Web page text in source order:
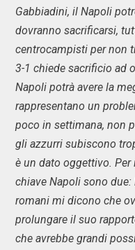
Gabbiadini, il Napoli
dovranno sacrificarsi,
centrocampisti per non
3-1 chiede sacrificio ad
Napoli potrà avere la
rappresentano un
poco in settimana, non
gli azzurri subiscono
è un dato oggettivo.
chiave Napoli sono
romani mi dicono che
prolungare il suo
che avrebbe grandi